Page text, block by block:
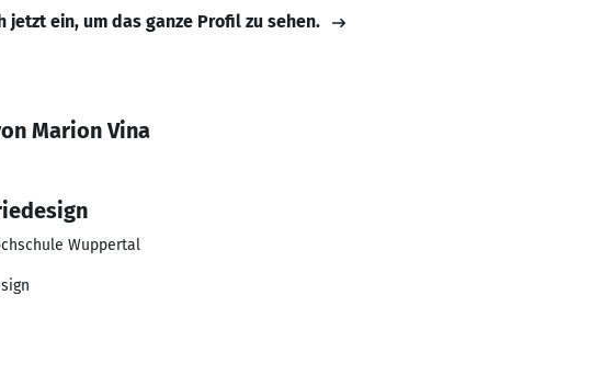
jetzt ein, um das ganze Profil zu sehen.
Marion Vina
Wuppertal